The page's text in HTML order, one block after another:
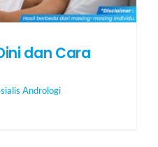
dan Cara
Andrologi